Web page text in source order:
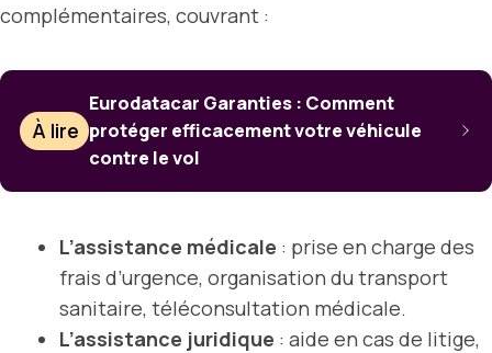
complémentaires, couvrant :
À lire
Eurodatacar Garanties : Comment
protéger efficacement votre véhicule
contre le vol
L’assistance médicale : prise en charge des
frais d’urgence, organisation du transport
sanitaire, téléconsultation médicale.
L’assistance juridique : aide en cas de litige,